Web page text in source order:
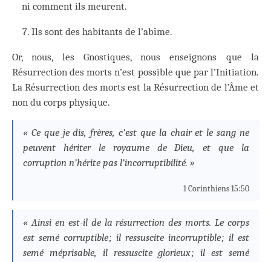
ni comment ils meurent.
Ils sont des habitants de l’abîme.
Or, nous, les Gnostiques, nous enseignons que la
Résurrection des morts n’est possible que par l’Initiation.
La Résurrection des morts est la Résurrection de l’Âme et
non du corps physique.
« Ce que je dis, frères, c’est que la chair et le sang ne
peuvent hériter le royaume de Dieu, et que la
corruption n’hérite pas l’incorruptibilité. »
1 Corinthiens 15:50
« Ainsi en est-il de la résurrection des morts. Le corps
est semé corruptible ; il ressuscite incorruptible ; il est
semé méprisable, il ressuscite glorieux ; il est semé